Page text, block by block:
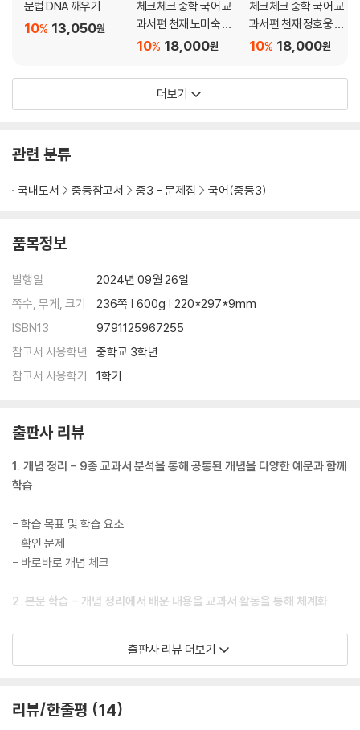
문법 DNA 깨우기
13,050원
10%
체크체크 중학 국어 교
과서편 천재 노미숙 2-
2 (2026년)18,000원
10%
체크체크 중학 국어 교
과서편 천재 정호웅 2-
2 (2026년)18,000원
10%
더보기
관련 분류
국내도서 중등참고서 중3 - 문제집 국어(중등3)
품목정보
발행일
2024년 09월 26일
쪽수, 무게, 크기
236쪽 | 600g | 220*297*9mm
ISBN13
9791125967255
참고서 사용학년
중학교 3학년
참고서 사용학기
1학기
출판사 리뷰
1. 개념 정리 - 9종 교과서 분석을 통해 공통된 개념을 다양한 예문과 함께
학습
- 학습 목표 및 학습 요소
- 확인 문제
- 바로바로 개념 체크
2. 본문 학습 - 개념 정리에서 배운 내용을 교과서 활동을 통해 체계화
- 학습 포인트
출판사 리뷰 더보기
리뷰/한줄평 14